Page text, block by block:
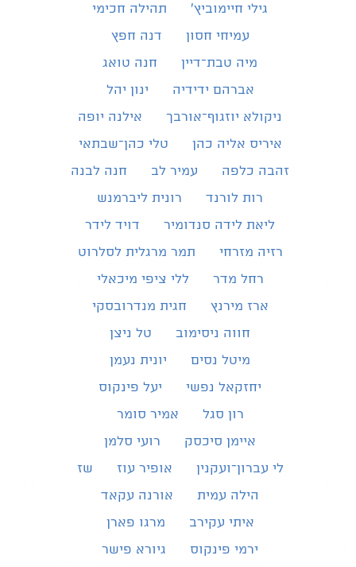
גילי חיימוביץ'
תהילה חכימי
עמיחי חסון
דנה חפץ
מיה טבת־דיין
חנה טואג
אברהם ידידיה
ינון יהל
ניקולא יוזגוף־אורבך
אילנה יופה
איריס אליה כהן
טלי כהן־שבתאי
זהבה כלפה
עמיר לב
חנה לבנה
רות לורנד
רונית ליברמנש
ליאת לידה סנדומיר
דויד לידר
רזיה מזרחי
תמר מרגלית לסלרוט
רחל מדר
ללי ציפי מיכאלי
ארז מירנץ
חגית מנדרובסקי
חווה ניסימוב
טל ניצן
מיטל נסים
יונית נעמן
יחזקאל נפשי
יעל פינקוס
רון סגל
אמיר סומר
איימן סיכסק
רועי סלמן
לי עברון־ועקנין
אופיר עוז
שז
הילה עמית
אורנה עקאד
איתי עקירב
מרגו פארן
ירמי פינקוס
גיורא פישר